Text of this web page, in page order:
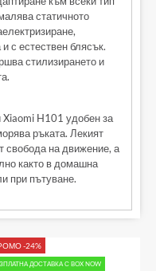
статичното
с естествен блясък.
стилизирането и
Xiaomi H101 удобен за
ръката. Лекият
свобода на движение, а
както в домашна
при пътуване.
-24%
ДОСТАВКА С BOX NOW